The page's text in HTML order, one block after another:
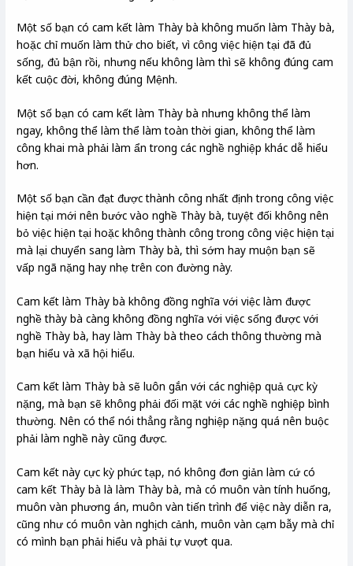
Một số bạn có cam kết làm Thày bà không muốn làm Thày bà,
hoặc chỉ muốn làm thử cho biết, vì công việc hiện tại đã đủ
sống, đủ bận rồi, nhưng nếu không làm thì sẽ không đúng cam
kết cuộc đời, không đúng Mệnh.
Một số bạn có cam kết làm Thày bà nhưng không thể làm
ngay, không thể làm thể làm toàn thời gian, không thể làm
công khai mà phải làm ẩn trong các nghề nghiệp khác dễ hiểu
hơn.
Một số bạn cần đạt được thành công nhất định trong công việc
hiện tại mới nên bước vào nghề Thày bà, tuyệt đối không nên
bỏ việc hiện tại hoặc không thành công trong công việc hiện tại
mà lại chuyển sang làm Thày bà, thì sớm hay muộn bạn sẽ
vấp ngã nặng hay nhẹ trên con đường này.
Cam kết làm Thày bà không đồng nghĩa với việc làm được
nghề thày bà càng không đồng nghĩa với việc sống được với
nghề Thày bà, hay làm Thày bà theo cách thông thường mà
bạn hiểu và xã hội hiểu.
Cam kết làm Thày bà sẽ luôn gắn với các nghiệp quả cực kỳ
nặng, mà bạn sẽ không phải đối mặt với các nghề nghiệp bình
thường. Nên có thể nói thẳng rằng nghiệp nặng quá nên buộc
phải làm nghề này cũng được.
Cam kết này cực kỳ phức tạp, nó không đơn giản làm cứ có
cam kết Thày bà là làm Thày bà, mà có muôn vàn tính huống,
muôn vàn phương án, muôn vàn tiến trình để việc này diễn ra,
cũng như có muôn vàn nghịch cảnh, muôn vàn cạm bẫy mà chỉ
có mình bạn phải hiểu và phải tự vượt qua.